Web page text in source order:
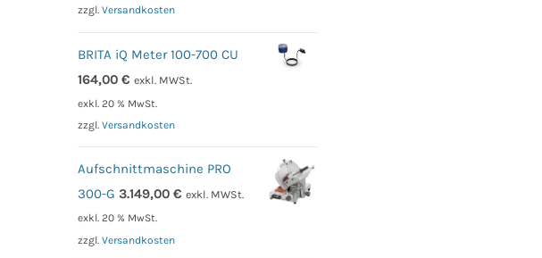
zzgl. Versandkosten
BRITA iQ Meter 100-700 CU
164,00 € exkl. MWSt.
exkl. 20 % MwSt.
zzgl. Versandkosten
Aufschnittmaschine PRO
300-G 3.149,00 € exkl. MWSt.
exkl. 20 % MwSt.
zzgl. Versandkosten